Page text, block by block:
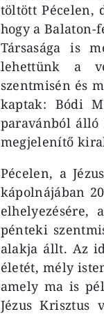
töltött Pécelen,
hogy a Balaton-
Társasága is
lehettünk a
szentmisén és
kaptak: Bódi
paravánból álló
megjelenítő
Pécelen, a
kápolnájában
pénteki
alakja állt. Az
életét, mély
amely ma is
Jézus Krisztus